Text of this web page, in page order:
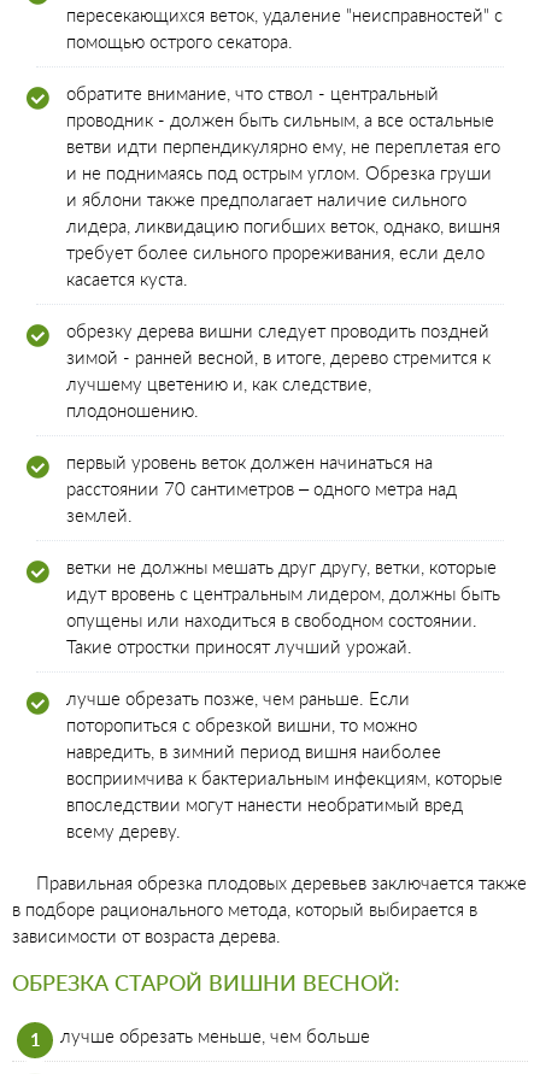
пересекающихся веток, удаление "неисправностей" с
помощью острого секатора.
обратите внимание, что ствол - центральный
проводник - должен быть сильным, а все остальные
ветви идти перпендикулярно ему, не переплетая его
и не поднимаясь под острым углом. Обрезка груши
и яблони также предполагает наличие сильного
лидера, ликвидацию погибших веток, однако, вишня
требует более сильного прореживания, если дело
касается куста.
обрезку дерева вишни следует проводить поздней
зимой - ранней весной, в итоге, дерево стремится к
лучшему цветению и, как следствие,
плодоношению.
первый уровень веток должен начинаться на
расстоянии 70 сантиметров – одного метра над
землей.
ветки не должны мешать друг другу, ветки, которые
идут вровень с центральным лидером, должны быть
опущены или находиться в свободном состоянии.
Такие отростки приносят лучший урожай.
лучше обрезать позже, чем раньше. Если
поторопиться с обрезкой вишни, то можно
навредить, в зимний период вишня наиболее
восприимчива к бактериальным инфекциям, которые
впоследствии могут нанести необратимый вред
всему дереву.
Правильная обрезка плодовых деревьев заключается также
в подборе рационального метода, который выбирается в
зависимости от возраста дерева.
ОБРЕЗКА СТАРОЙ ВИШНИ ВЕСНОЙ:
лучше обрезать меньше, чем больше